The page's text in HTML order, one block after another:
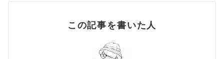
この記事を書いた人